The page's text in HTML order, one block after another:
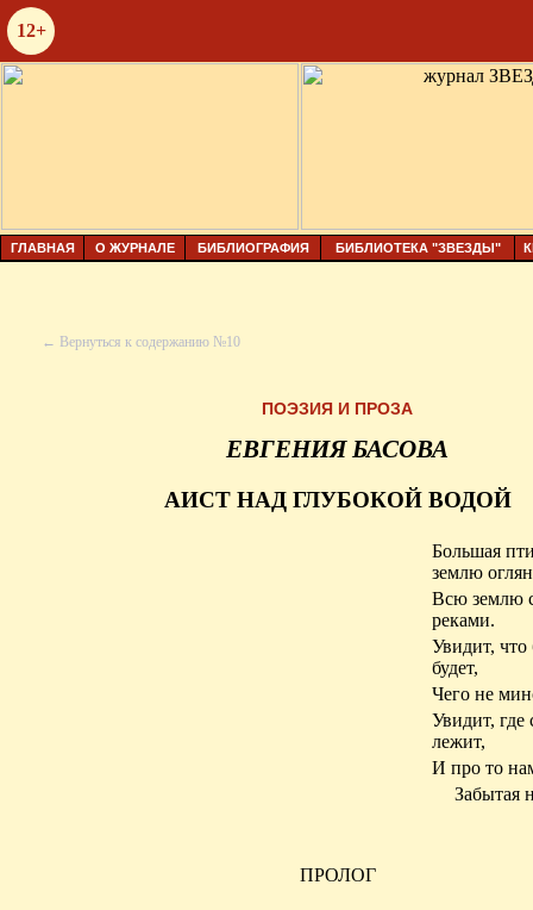
12+
ГЛАВНАЯ О ЖУРНАЛЕ БИБЛИОГРАФИЯ БИБЛИОТЕКА "ЗВЕЗДЫ"
← Вернуться к содержанию №10
ПОЭЗИЯ И ПРОЗА
ЕВГЕНИЯ БАСОВА
АИСТ НАД ГЛУБОКОЙ ВОДОЙ
Большая
землю
Всю землю
реками.
Увидит,
будет,
Чего не
Увидит, где
лежит,
И про то
Забытая
ПРОЛОГ